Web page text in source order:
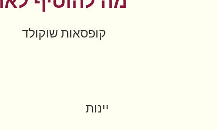
קופסאות שוקולד
יינות